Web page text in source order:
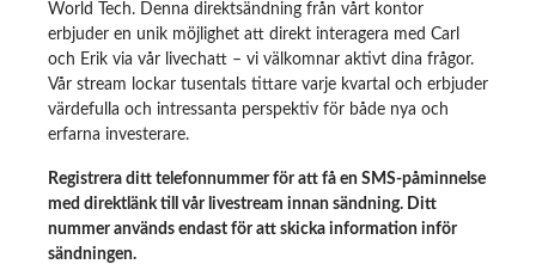
World Tech. Denna direktsändning från vårt kontor
erbjuder en unik möjlighet att direkt interagera med Carl
och Erik via vår livechatt – vi välkomnar aktivt dina frågor.
Vår stream lockar tusentals tittare varje kvartal och erbjuder
värdefulla och intressanta perspektiv för både nya och
erfarna investerare.
Registrera ditt telefonnummer för att få en SMS-påminnelse
med direktlänk till vår livestream innan sändning. Ditt
nummer används endast för att skicka information inför
sändningen.